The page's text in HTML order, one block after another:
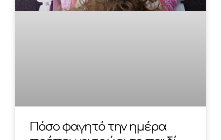
Πόσο φαγητό την ημέρα